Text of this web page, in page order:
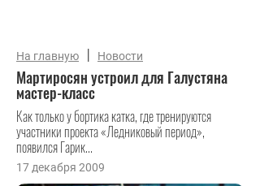
На главную | Новости
Мартиросян устроил для Галустяна
мастер-класс
Как только у бортика катка, где тренируются
участники проекта «Ледниковый период»,
появился Гарик...
17 декабря 2009